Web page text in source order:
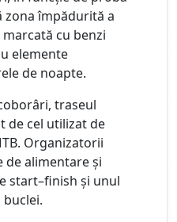
zona împădurită a
cu benzi
elemente
de noapte.
traseul
de cel utilizat de
Organizatorii
de alimentare și
start–finish și unul